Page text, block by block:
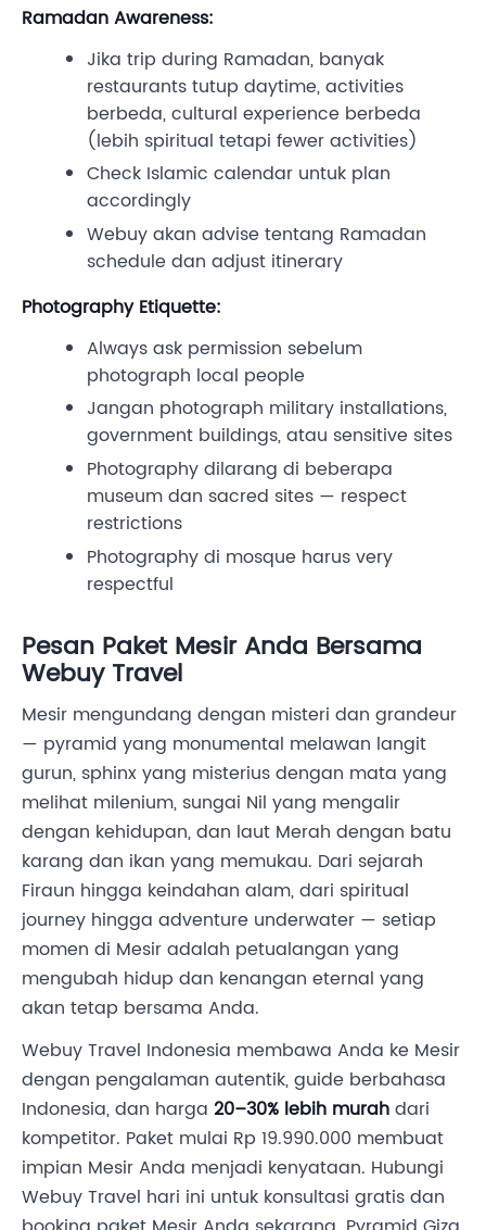
Ramadan Awareness:
Jika trip during Ramadan, banyak
restaurants tutup daytime, activities
berbeda, cultural experience berbeda
(lebih spiritual tetapi fewer activities)
Check Islamic calendar untuk plan
accordingly
Webuy akan advise tentang Ramadan
schedule dan adjust itinerary
Photography Etiquette:
Always ask permission sebelum
photograph local people
Jangan photograph military installations,
government buildings, atau sensitive sites
Photography dilarang di beberapa
museum dan sacred sites — respect
restrictions
Photography di mosque harus very
respectful
Pesan Paket Mesir Anda Bersama
Webuy Travel
Mesir mengundang dengan misteri dan grandeur
— pyramid yang monumental melawan langit
gurun, sphinx yang misterius dengan mata yang
melihat milenium, sungai Nil yang mengalir
dengan kehidupan, dan laut Merah dengan batu
karang dan ikan yang memukau. Dari sejarah
Firaun hingga keindahan alam, dari spiritual
journey hingga adventure underwater — setiap
momen di Mesir adalah petualangan yang
mengubah hidup dan kenangan eternal yang
akan tetap bersama Anda.
Webuy Travel Indonesia membawa Anda ke Mesir
dengan pengalaman autentik, guide berbahasa
Indonesia, dan harga 20–30% lebih murahdari
kompetitor. Paket mulai Rp 19.990.000 membuat
impian Mesir Anda menjadi kenyataan. Hubungi
Webuy Travel hari ini untuk konsultasi gratis dan